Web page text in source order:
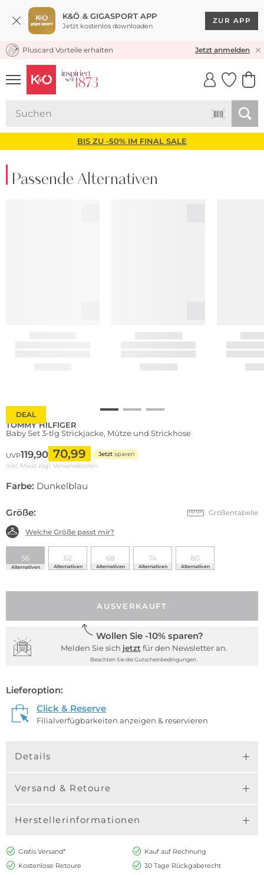
K&Ö & GIGASPORT APP
Jetzt kostenlos downloaden
ZUR APP
KOSTENLOSER VERSAND* & RÜCKVERSAND
Pluscard Vorteile erhalten Jetzt anmelden
UNSERE APP
CLICK &
BIS ZU -50% IM FINAL SALE
Passende Alternativen
DEAL
TOMMY HILFIGER
Baby Set 3-tlg Strickjacke, Mütze und Strickhose
UVP119,90 70,99 Jetzt sparen
inkl. Mwst zzgl. Versandkosten
Farbe: Dunkelblau
Größe: Größentabelle
Welche Größe passt mir?
56
Alternativen
62
Alternativen
68
Alternativen
74
Alternativen
80
Alternativen
AUSVERKAUFT
Wollen Sie -10% sparen?
Melden Sie sich jetzt für den Newsletter an.
Beachten Sie die Gutscheinbedingungen.
Lieferoption:
Click & Reserve
Filialverfügbarkeiten anzeigen & reservieren
Details
Versand & Retoure
Herstellerinformationen
Gratis Versand*
Kauf auf Rechnung
Kostenlose Retoure
30 Tage Rückgaberecht